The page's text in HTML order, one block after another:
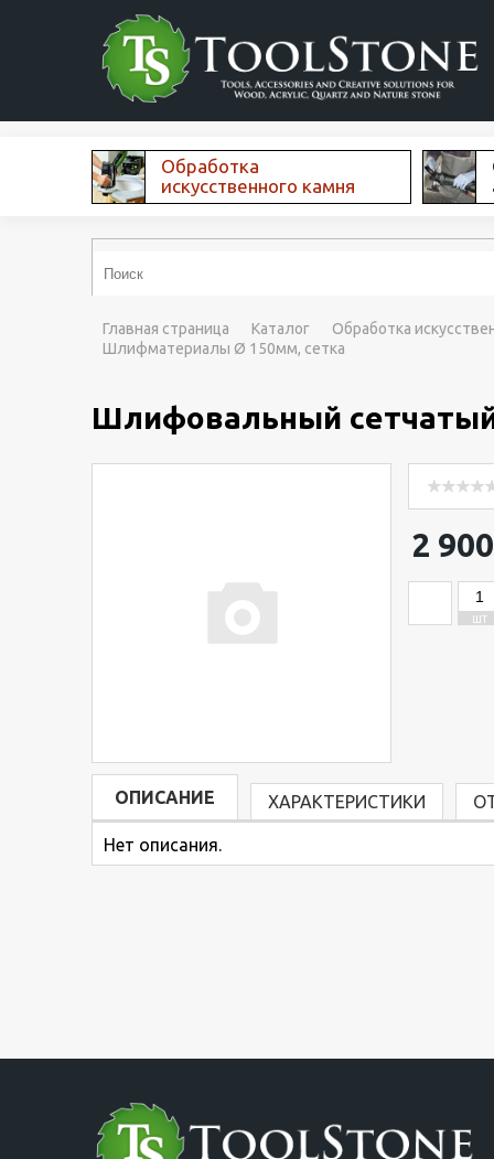
Обработка
искусственного камня
Главная страница Каталог
Обработка
Шлифматериалы Ø 150мм, сетка
Шлифовальный
2
ШТ
ОПИСАНИЕ ХАРАКТЕРИСТИКИ
Нет описания.